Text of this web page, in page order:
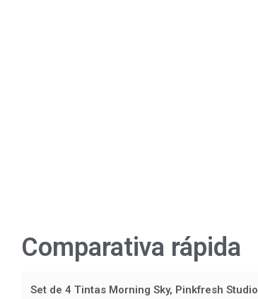
Comparativa rápida
Set de 4 Tintas Morning Sky, Pinkfresh Studio